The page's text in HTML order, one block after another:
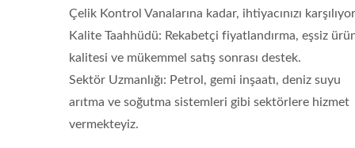
Çelik Kontrol Vanalarına kadar, ihtiyacınızı
Kalite Taahhüdü: Rekabetçi fiyatlandırma, eşsiz
kalitesi ve mükemmel satış sonrası destek.
Sektör Uzmanlığı: Petrol, gemi inşaatı, deniz suyu
arıtma ve soğutma sistemleri gibi sektörlere hizmet
vermekteyiz.